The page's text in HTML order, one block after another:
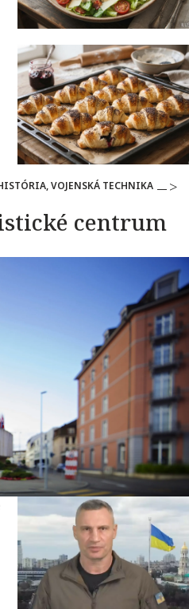
VOJENSKÁ TECHNIKA